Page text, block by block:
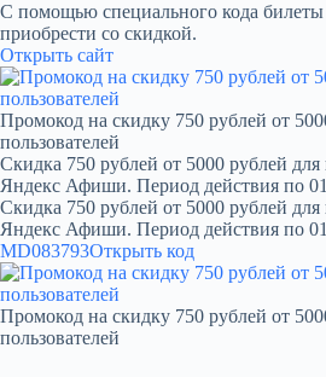
С помощью специального кода
приобрести со скидкой.
Открыть сайт
Промокод на скидку 750 рублей от
пользователей
Скидка 750 рублей от 5000 рублей для
Яндекс Афиши. Период действия по
Скидка 750 рублей от 5000 рублей для
Яндекс Афиши. Период действия по
MD083793Открыть код
Промокод на скидку 750 рублей от
пользователей